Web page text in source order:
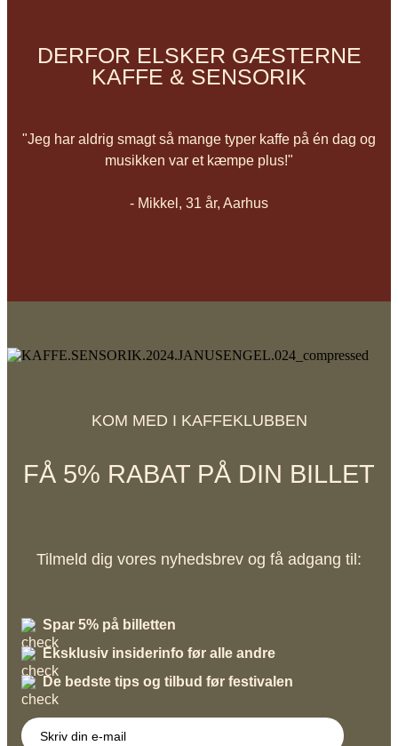
DERFOR ELSKER GÆSTERNE
KAFFE & SENSORIK
"Jeg har aldrig smagt så mange typer kaffe på én dag og
musikken var et kæmpe plus!"
- Mikkel, 31 år, Aarhus
KOM MED I KAFFEKLUBBEN
FÅ 5% RABAT PÅ DIN BILLET
Tilmeld dig vores nyhedsbrev og få adgang til:
Spar 5% på billetten
Eksklusiv insiderinfo før alle andre
De bedste tips og tilbud før festivalen